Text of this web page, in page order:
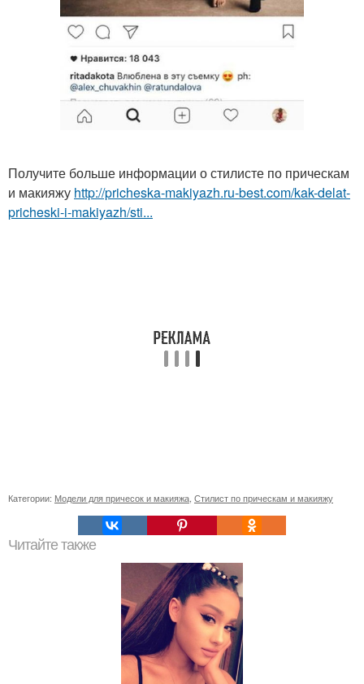
Получите больше информации о стилисте по прическам
и макияжу http://pricheska-makiyazh.ru-best.com/kak-delat-
pricheski-i-makiyazh/sti...
Категории: Модели для причесок и макияжа Стилист по прическам и макияжу
Читайте также